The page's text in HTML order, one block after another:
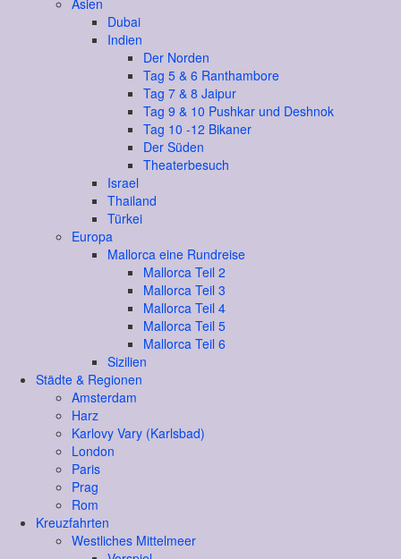
Asien
Dubai
Indien
Der Norden
Tag 5 & 6 Ranthambore
Tag 7 & 8 Jaipur
Tag 9 & 10 Pushkar und Deshnok
Tag 10 -12 Bikaner
Der Süden
Theaterbesuch
Israel
Thailand
Türkei
Europa
Mallorca eine Rundreise
Mallorca Teil 2
Mallorca Teil 3
Mallorca Teil 4
Mallorca Teil 5
Mallorca Teil 6
Sizilien
Städte & Regionen
Amsterdam
Harz
Karlovy Vary (Karlsbad)
London
Paris
Prag
Rom
Kreuzfahrten
Westliches Mittelmeer